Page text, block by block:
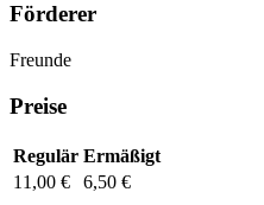
Förderer
Freunde
Preise
Regulär Ermäßigt
11,00 €
6,50 €